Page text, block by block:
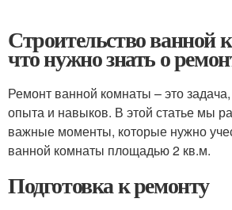
Строительство ванной
что нужно знать о
Ремонт ванной комнаты – это задача,
опыта и навыков. В этой статье мы
важные моменты, которые нужно
ванной комнаты площадью 2 кв.м.
Подготовка к ремонту